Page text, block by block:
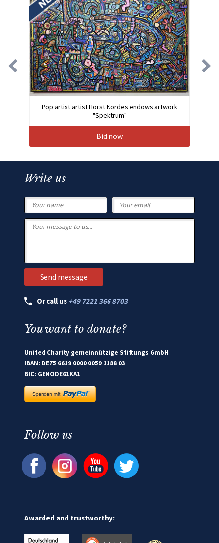
Pop artist artist Horst Kordes endows artwork
"Spektrum"
Bid now
Write us
Or call us +49 7221 366 8703
You want to donate?
United Charity gemeinnützige Stiftungs GmbH
IBAN: DE75 6619 0000 0059 1188 03
BIC: GENODE61KA1
Follow us
Awarded and trustworthy: